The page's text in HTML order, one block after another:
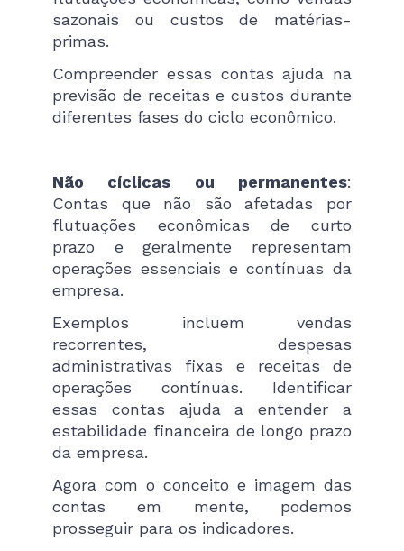
sazonais ou custos de matérias-
primas.
Compreender essas contas ajuda na
previsão de receitas e custos durante
diferentes fases do ciclo econômico.
Não cíclicas ou permanentes:
Contas que não são afetadas por
flutuações econômicas de curto
prazo e geralmente representam
operações essenciais e contínuas da
empresa.
Exemplos incluem vendas
recorrentes, despesas
administrativas fixas e receitas de
operações contínuas. Identificar
essas contas ajuda a entender a
estabilidade financeira de longo prazo
da empresa.
Agora com o conceito e imagem das
contas em mente, podemos
prosseguir para os indicadores.